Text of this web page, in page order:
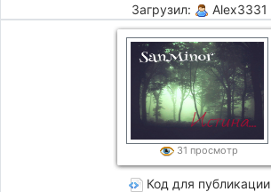
Загрузил:
Alex3331
31 просмотр
Код для публикации